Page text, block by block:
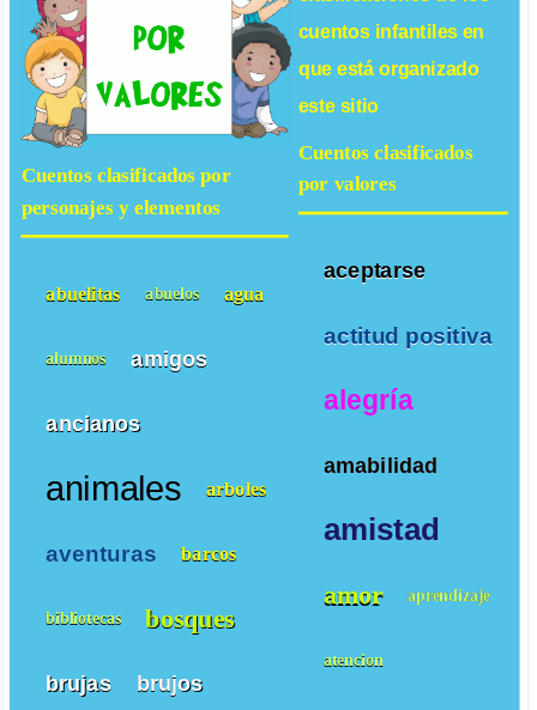
cuentos infantilesen
que está organizado
este sitio
Cuentos clasificados
por valores
aceptarse
actitud positiva
alegría
amabilidad
amistad
amor aprendizaje
atencion
Cuentos clasificados por
personajes y elementos
abuelitas abuelos agua
alumnos amigos
ancianos
animales arboles
aventuras barcos
bibliotecas bosques
brujas brujos